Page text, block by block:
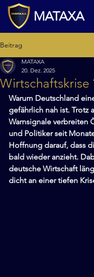
MATAXA
Beitrag
Wirtschaftskrise
MATAXA
20. Dez. 2025
Warum Deutschland
gefährlich nah ist. Trotz
Warnsignale verbreiten
und Politiker seit
Hoffnung darauf, dass
bald wieder anzieht.
deutsche Wirtschaft
dicht an einer tiefen